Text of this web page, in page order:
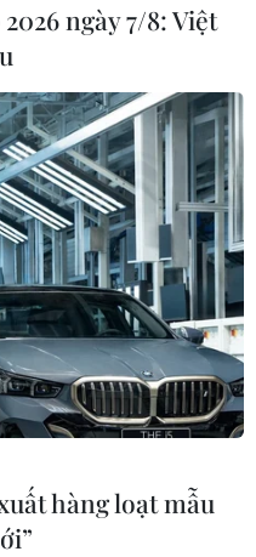
ngày 7/8: Việt
hàng loạt mẫu